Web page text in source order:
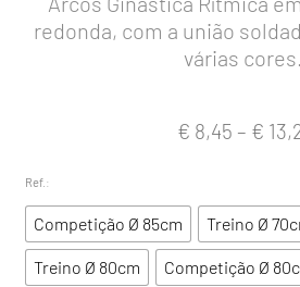
redonda, com a união
várias cores.
€ 8,45 – €
Ref. :
Competição Ø 85cm Treino Ø
Treino Ø 80cm Competição Ø